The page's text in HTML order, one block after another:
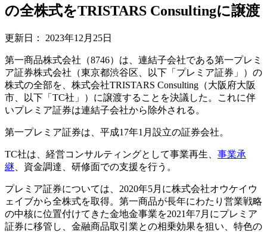
の全株式をTRISTARS Consultingに譲渡
更新日： 2023年12月25日
第一商品株式会社（8746）は、連結子会社である第一プレミ
ア証券株式会社（東京都渋谷区、以下「プレミア証券」）の
株式の全部を、株式会社TRISTARS Consulting（大阪府大阪
市、以下「TC社」）に譲渡することを決議した。これに伴
いプレミア証券は連結子会社から除外される。
第一プレミア証券は、平成17年1月設立の証券会社。
TC社は、経営コンサルティングとして事業再生、 事業承
継 、資金調達、研修面での支援を行う。
プレミア証券については、2020年5月に株式会社オウケイウ
ェイブから全株式を取得。第一商品が長年にわたり営業戦略
の中核に位置付けてきた金地金事業を2021年7月にプレミア
証券に移管し、金融商品取引業との相乗効果を狙い、特色の